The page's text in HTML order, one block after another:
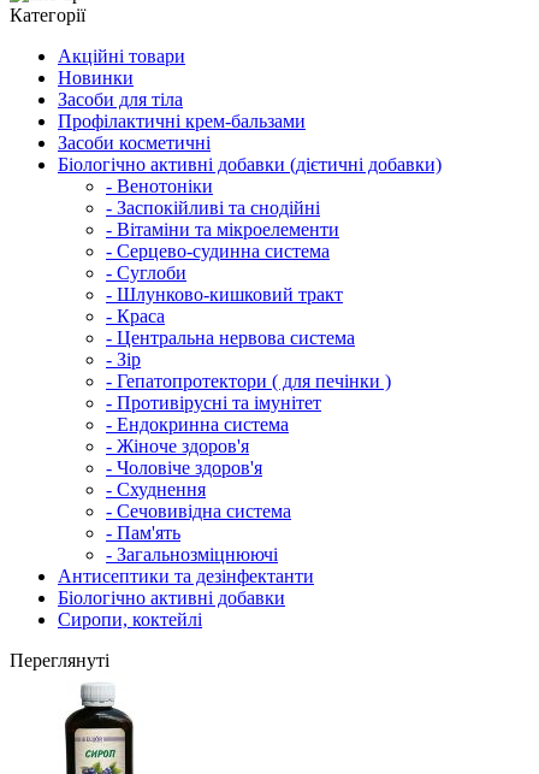
Категорії
Акційні товари
Новинки
Засоби для тіла
Профілактичні крем-бальзами
Засоби косметичні
Біологічно активні добавки (дієтичні добавки)
- Венотоніки
- Заспокійливі та снодійні
- Вітаміни та мікроелементи
- Серцево-судинна система
- Суглоби
- Шлунково-кишковий тракт
- Краса
- Центральна нервова система
- Зір
- Гепатопротектори ( для печінки )
- Противірусні та імунітет
- Ендокринна система
- Жіноче здоров'я
- Чоловіче здоров'я
- Схуднення
- Сечовивідна система
- Пам'ять
- Загальнозміцнюючі
Антисептики та дезінфектанти
Біологічно активні добавки
Сиропи, коктейлі
Переглянуті